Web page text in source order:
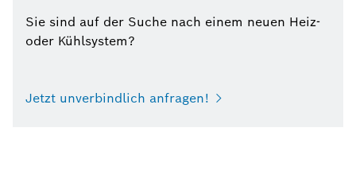
Sie sind auf der Suche nach einem neuen Heiz-
oder Kühlsystem?
Jetzt unverbindlich anfragen!